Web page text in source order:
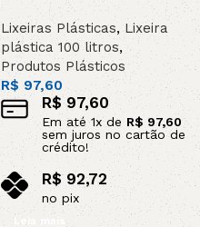
Lixeiras Plásticas,Lixeira
plástica 100 litros,
Produtos Plásticos
R$ 97,60
R$97,60
Em até1x de R$ 97,60
sem juros no cartão de
crédito!
R$92,72
no pix
Leia mais